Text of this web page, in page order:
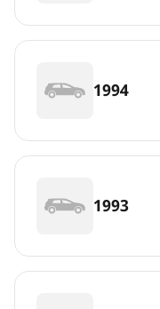
1994
1993